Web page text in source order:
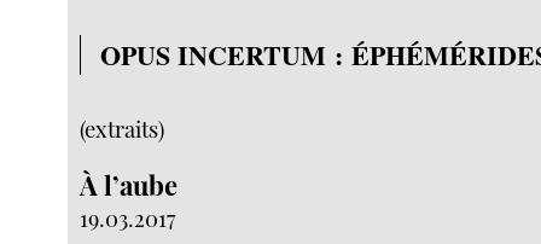
OPUS INCERTUM :
(extraits)
À l’aube
19.03.2017